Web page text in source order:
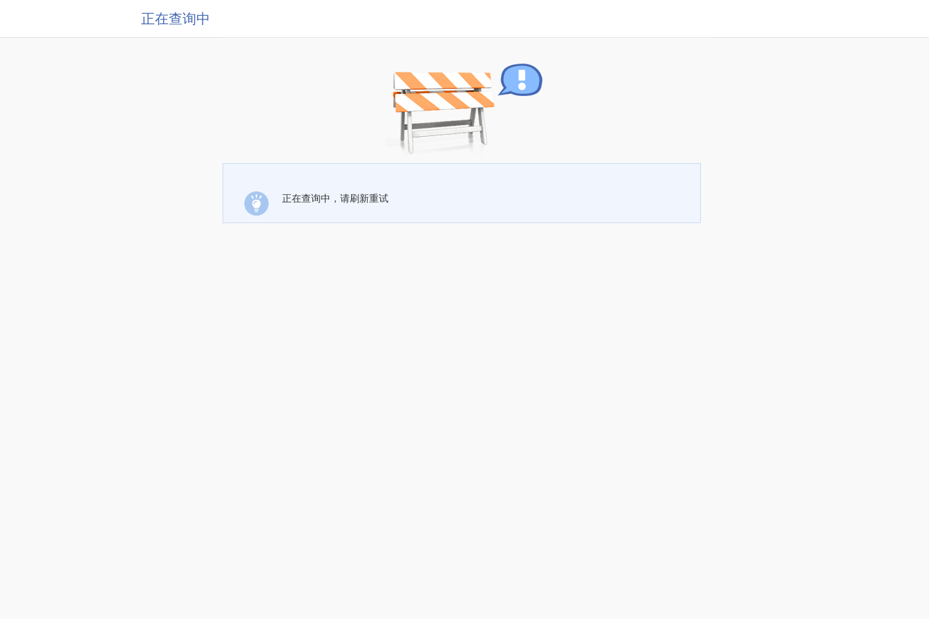
正在查询中
正在查询中，请刷新重试